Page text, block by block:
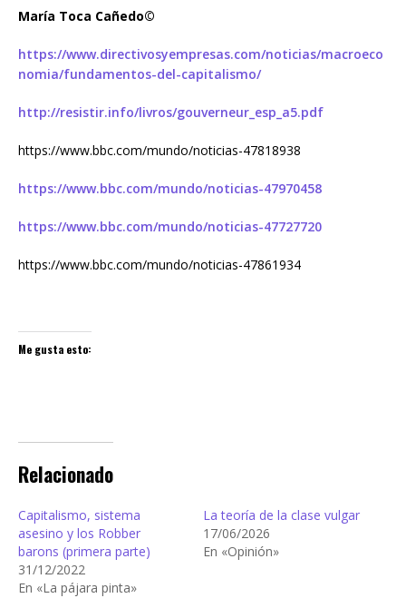
María Toca Cañedo©
https://www.directivosyempresas.com/noticias/macroeco
nomia/fundamentos-del-capitalismo/
http://resistir.info/livros/gouverneur_esp_a5.pdf
https://www.bbc.com/mundo/noticias-47818938
https://www.bbc.com/mundo/noticias-47970458
https://www.bbc.com/mundo/noticias-47727720
https://www.bbc.com/mundo/noticias-47861934
Me gusta esto:
Relacionado
Capitalismo, sistema
asesino y los Robber
barons (primera parte)
31/12/2022
En «La pájara pinta»
La teoría de la clase vulgar
17/06/2026
En «Opinión»